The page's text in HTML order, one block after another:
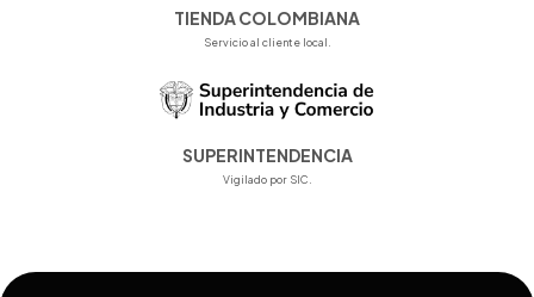
TIENDA COLOMBIANA
Servicio al cliente local.
SUPERINTENDENCIA
Vigilado por SIC.